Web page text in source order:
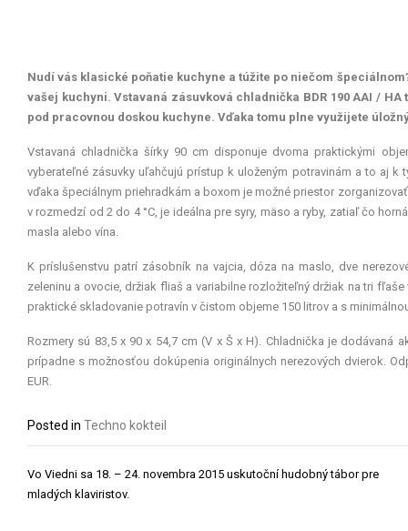
Nudí vás klasické poňatie kuchyne a túžite po niečom
vašej kuchyni. Vstavaná zásuvková chladnička BDR 190 AAI /
pod pracovnou doskou kuchyne. Vďaka tomu plne využijete
Vstavaná chladnička šírky 90 cm disponuje dvoma praktickými
vyberateľné zásuvky uľahčujú prístup k uloženým potravinám a to aj
vďaka špeciálnym priehradkám a boxom je možné priestor
v rozmedzí od 2 do 4 °C, je ideálna pre syry, mäso a ryby, zatiaľ čo
masla alebo vína.
K príslušenstvu patrí zásobník na vajcia, dóza na maslo, dve
zeleninu a ovocie, držiak fliaš a variabilne rozložiteľný držiak na tri
praktické skladovanie potravín v čistom objeme 150 litrov a s
Rozmery sú 83,5 x 90 x 54,7 cm (V x Š x H). Chladnička je
prípadne s možnosťou dokúpenia originálnych nerezových dvierok.
EUR.
Posted in Techno kokteil
Navigácia
v
Vo Viedni sa 18. – 24. novembra 2015 uskutoční hudobný tábor pre
mladých klaviristov.